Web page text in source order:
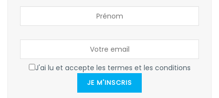
J'ai lu et accepte les termes et les conditions
JE M'INSCRIS